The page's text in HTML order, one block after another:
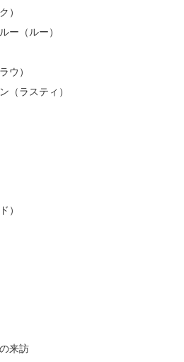
）
ー（ルー）
ウ）
（ラスティ）
）
来訪